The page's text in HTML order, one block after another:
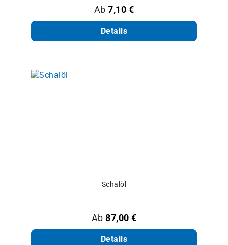
Regulärer Preis:
Ab7,10 €
Details
Schalöl
Regulärer Preis:
Ab 87,00 €
Details